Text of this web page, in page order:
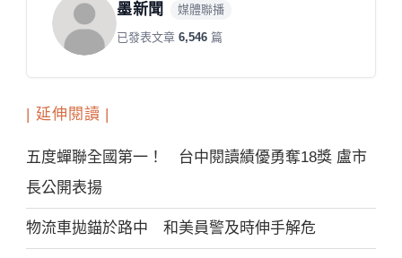
墨新聞 媒體聯播
已發表文章6,546 篇
| 延伸閱讀 |
五度蟬聯全國第一！ 台中閱讀績優勇奪18獎 盧市
長公開表揚
物流車拋錨於路中 和美員警及時伸手解危